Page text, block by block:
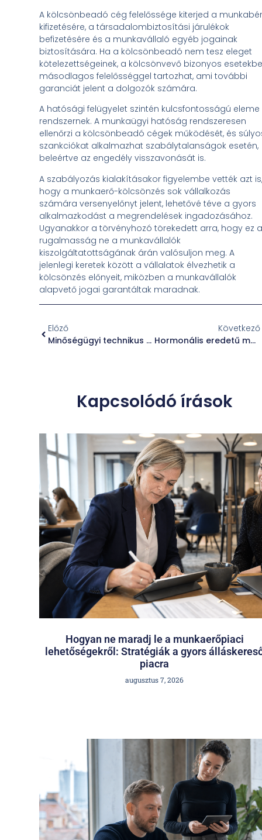
A kölcsönbeadó cég felelőssége kiterjed a munkabér
kifizetésére, a társadalombiztosítási járulékok
befizetésére és a munkavállaló egyéb jogainak
biztosítására. Ha a kölcsönbeadó nem tesz eleget
kötelezettségeinek, a kölcsönvevő bizonyos
másodlagos felelősséggel tartozhat, ami további
garanciát jelent a dolgozók számára.
A hatósági felügyelet szintén kulcsfontosságú eleme
rendszernek. A munkaügyi hatóság rendszeresen
ellenőrzi a kölcsönbeadó cégek működését, és
szankciókat alkalmazhat szabálytalanságok esetén,
beleértve az engedély visszavonását is.
A szabályozás kialakításakor figyelembe vették azt is,
hogy a munkaerő-kölcsönzés sok vállalkozás
számára versenyelőnyt jelent, lehetővé téve a gyors
alkalmazkodást a megrendelések ingadozásához.
Ugyanakkor a törvényhozó törekedett arra, hogy ez a
rugalmasság ne a munkavállalók
kiszolgáltatottságának árán valósuljon meg. A
jelenlegi keretek között a vállalatok élvezhetik a
kölcsönzés előnyeit, miközben a munkavállalók
alapvető jogai garantáltak maradnak.
Előző
Minőségügyi technikus pozíció autóipari beszállítónál a Nyugat-Dunántúlon
Következő
Hormonális eredetű meddőség kezelése gyógynövényekkel: természetes megoldások a termékenység növelésére
Kapcsolódó írások
Hogyan ne maradj le a munkaerőpiaci
lehetőségekről: Stratégiák a gyors
piacra
augusztus 7, 2026